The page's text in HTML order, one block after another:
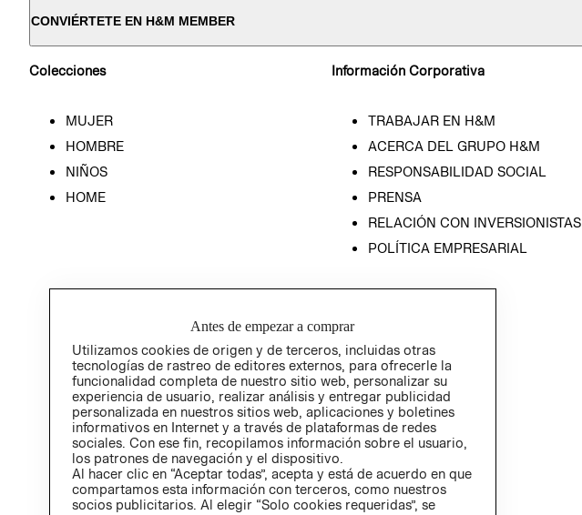
CONVIÉRTETE EN H&M MEMBER
Colecciones
MUJER
HOMBRE
NIÑOS
HOME
Información Corporativa
TRABAJAR EN H&M
ACERCA DEL GRUPO H&M
RESPONSABILIDAD SOCIAL
PRENSA
RELACIÓN CON INVERSIONISTAS
POLÍTICA EMPRESARIAL
Antes de empezar a comprar
Utilizamos cookies de origen y de terceros, incluidas otras
tecnologías de rastreo de editores externos, para ofrecerle la
funcionalidad completa de nuestro sitio web, personalizar su
experiencia de usuario, realizar análisis y entregar publicidad
personalizada en nuestros sitios web, aplicaciones y boletines
informativos en Internet y a través de plataformas de redes
sociales. Con ese fin, recopilamos información sobre el usuario,
los patrones de navegación y el dispositivo.
Al hacer clic en “Aceptar todas”, acepta y está de acuerdo en que
compartamos esta información con terceros, como nuestros
socios publicitarios. Al elegir “Solo cookies requeridas”, se